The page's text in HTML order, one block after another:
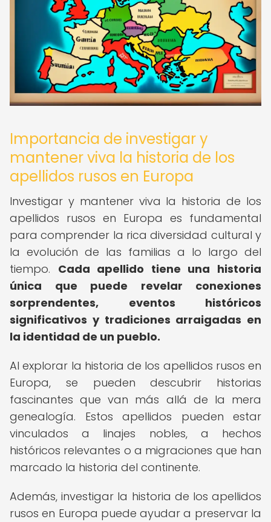
Importancia de investigar y
mantener viva la historia de los
apellidos rusos en Europa
Investigar y mantener viva la historia de los
apellidos rusos en Europa es fundamental
para comprender la rica diversidad cultural y
la evolución de las familias a lo largo del
tiempo. Cada apellido tiene una historia
única que puede revelar conexiones
sorprendentes, eventos históricos
significativos y tradiciones arraigadas en
la identidad de un pueblo.
Al explorar la historia de los apellidos rusos en
Europa, se pueden descubrir historias
fascinantes que van más allá de la mera
genealogía. Estos apellidos pueden estar
vinculados a linajes nobles, a hechos
históricos relevantes o a migraciones que han
marcado la historia del continente.
Además, investigar la historia de los apellidos
rusos en Europa puede ayudar a preservar la